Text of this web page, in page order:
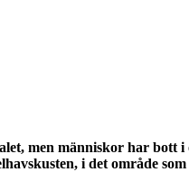
men människor har
i det område